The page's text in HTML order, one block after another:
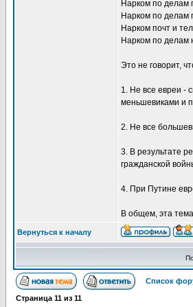
Нарком по делам
Нарком по делам
Нарком почт и
Нарком по делам
Это не говорит,
1. Не все евреи -
меньшевиками и
2. Не все
3. В результате
гражданской
4. При Путине
В общем, эта
Вернуться к началу
Список
Страница 11 из 11